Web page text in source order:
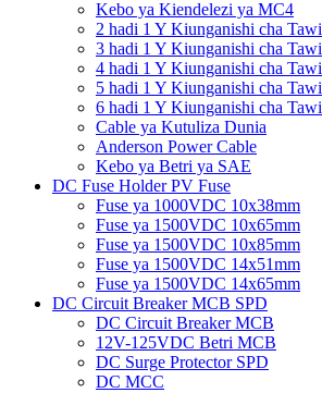
Kebo ya Kiendelezi ya MC4
2 hadi 1 Y Kiunganishi cha Tawi
3 hadi 1 Y Kiunganishi cha Tawi
4 hadi 1 Y Kiunganishi cha Tawi
5 hadi 1 Y Kiunganishi cha Tawi
6 hadi 1 Y Kiunganishi cha Tawi
Cable ya Kutuliza Dunia
Anderson Power Cable
Kebo ya Betri ya SAE
DC Fuse Holder PV Fuse
Fuse ya 1000VDC 10x38mm
Fuse ya 1500VDC 10x65mm
Fuse ya 1500VDC 10x85mm
Fuse ya 1500VDC 14x51mm
Fuse ya 1500VDC 14x65mm
DC Circuit Breaker MCB SPD
DC Circuit Breaker MCB
12V-125VDC Betri MCB
DC Surge Protector SPD
DC MCC